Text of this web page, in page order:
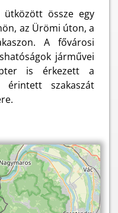
ütközött össze egy
az Ürömi úton, a
A fővárosi
járművei
is érkezett a
szakaszát